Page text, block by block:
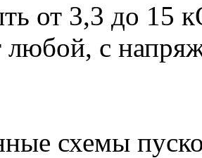
от 3,3 до 15
любой, с
схемы